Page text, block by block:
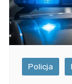
Policja